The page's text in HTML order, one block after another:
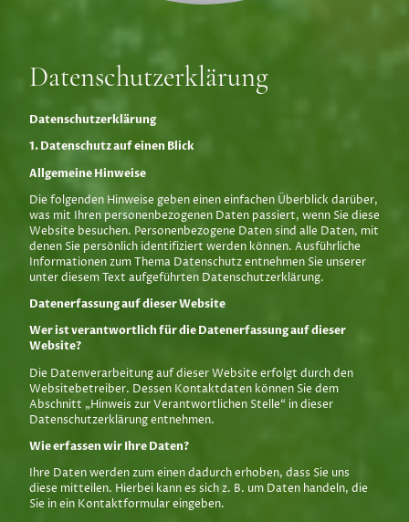
Datenschutzerklärung
Datenschutz­erklärung
1. Datenschutz auf einen Blick
Allgemeine Hinweise
Die folgenden Hinweise geben einen einfachen Überblick darüber,
was mit Ihren personenbezogenen Daten passiert, wenn Sie diese
Website besuchen. Personenbezogene Daten sind alle Daten, mit
denen Sie persönlich identifiziert werden können. Ausführliche
Informationen zum Thema Datenschutz entnehmen Sie unserer
unter diesem Text aufgeführten Datenschutzerklärung.
Datenerfassung auf dieser Website
Wer ist verantwortlich für die Datenerfassung auf dieser
Website?
Die Datenverarbeitung auf dieser Website erfolgt durch den
Websitebetreiber. Dessen Kontaktdaten können Sie dem
Abschnitt „Hinweis zur Verantwortlichen Stelle“ in dieser
Datenschutzerklärung entnehmen.
Wie erfassen wir Ihre Daten?
Ihre Daten werden zum einen dadurch erhoben, dass Sie uns
diese mitteilen. Hierbei kann es sich z. B. um Daten handeln, die
Sie in ein Kontaktformular eingeben.